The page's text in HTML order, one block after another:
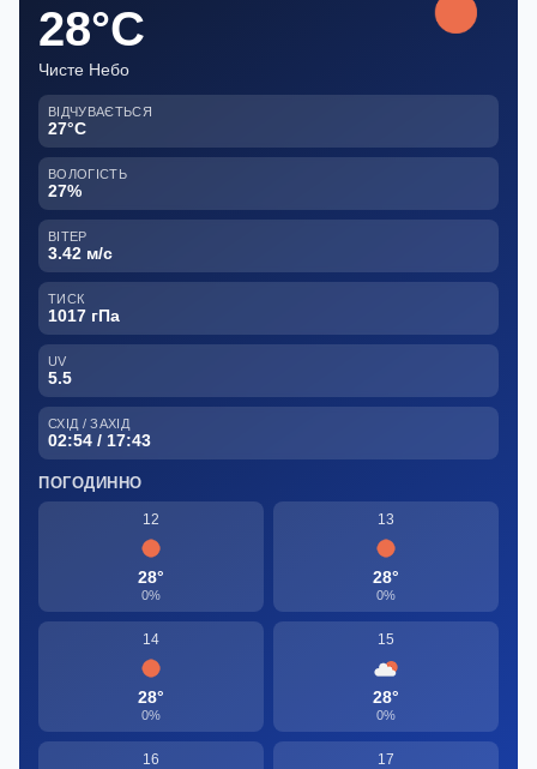
28°C
Чисте Небо
ВІДЧУВАЄТЬСЯ
27°C
ВОЛОГІСТЬ
27%
ВІТЕР
3.42 м/с
ТИСК
1017 гПа
UV
5.5
СХІД / ЗАХІД
02:54 / 17:43
ПОГОДИННО
12
28°
0%
13
28°
0%
14
28°
0%
15
28°
0%
16 17